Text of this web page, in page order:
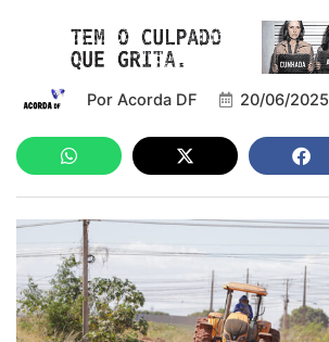
Por Acorda DF 20/06/2025